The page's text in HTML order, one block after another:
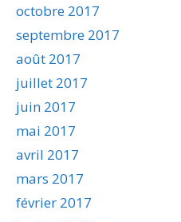
octobre 2017
septembre 2017
août 2017
juillet 2017
juin 2017
mai 2017
avril 2017
mars 2017
février 2017